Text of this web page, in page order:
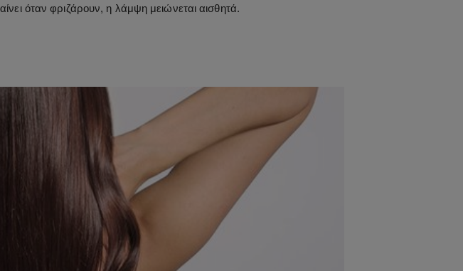
όταν φριζάρουν, η λάμψη μειώνεται αισθητά.